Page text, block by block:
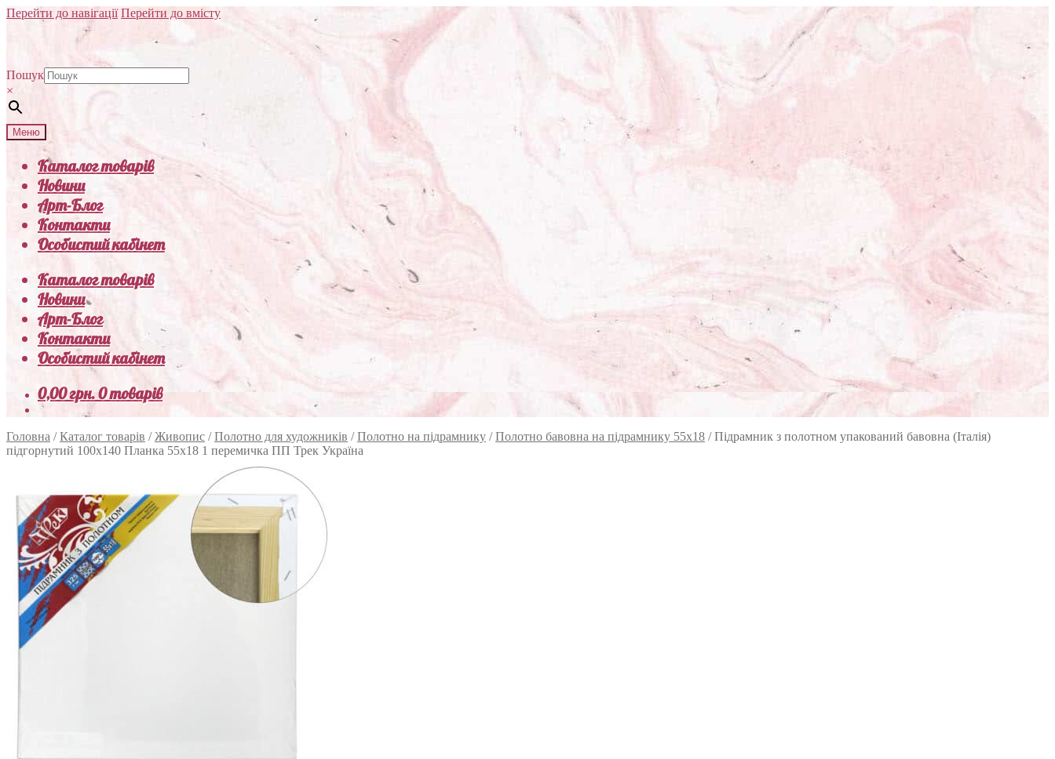
Перейти до навігації Перейти до вмісту
Пошук
×
Меню
Каталог товарів
Новини
Арт-Блог
Контакти
Особистий кабінет
Каталог товарів
Новини
Арт-Блог
Контакти
Особистий кабінет
0,00грн.0 товарів
Головна /Каталог товарів /Живопис /Полотно для художників /Полотно на підрамнику /Полотно бавовна на підрамнику 55х18 /Підрамник з полотном упакований бавовна (Італія)
підгорнутий 100х140 Планка 55х18 1 перемичка ПП Трек Україна